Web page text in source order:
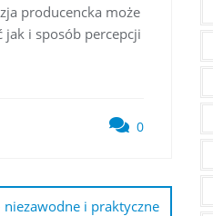
producencka może
i sposób percepcji
0
i praktyczne